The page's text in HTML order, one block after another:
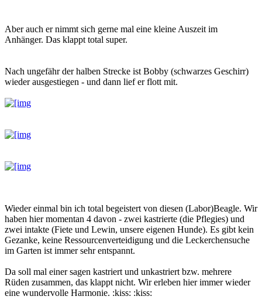
Aber auch er nimmt sich gerne mal eine kleine Auszeit im
Anhänger. Das klappt total super.
Nach ungefähr der halben Strecke ist Bobby (schwarzes Geschirr)
wieder ausgestiegen - und dann lief er flott mit.
Wieder einmal bin ich total begeistert von diesen (Labor)Beagle. Wir
haben hier momentan 4 davon - zwei kastrierte (die Pflegies) und
zwei intakte (Fiete und Lewin, unsere eigenen Hunde). Es gibt kein
Gezanke, keine Ressourcenverteidigung und die Leckerchensuche
im Garten ist immer sehr entspannt.
Da soll mal einer sagen kastriert und unkastriert bzw. mehrere
Rüden zusammen, das klappt nicht. Wir erleben hier immer wieder
eine wundervolle Harmonie. :kiss: :kiss: